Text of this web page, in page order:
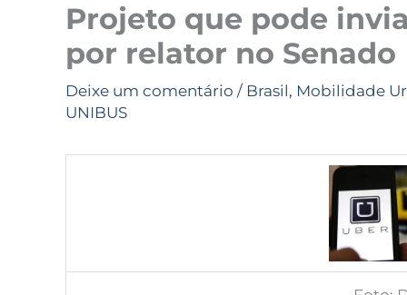
Projeto que pode
por relator no Senado
Deixe um comentário / Brasil, Mobilidade
UNIBUS